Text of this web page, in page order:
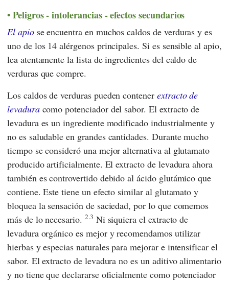
Peligros - intolerancias - efectos secundarios
El apiose encuentra en muchos caldos de verduras y es
uno de los 14 alérgenos principales. Si es sensible al apio,
lea atentamente la lista de ingredientes del caldo de
verduras que compre.
Los caldos de verduras pueden contener extracto de
levaduracomo potenciador del sabor. El extracto de
levadura es un ingrediente modificado industrialmente y
no es saludable en grandes cantidades. Durante mucho
tiempo se consideró una mejor alternativa al glutamato
producido artificialmente. El extracto de levadura ahora
también es controvertido debido al ácido glutámico que
contiene. Este tiene un efecto similar al glutamato y
bloquea la sensación de saciedad, por lo que comemos
más de lo necesario. 2.3 Ni siquiera el extracto de
levadura orgánico es mejor y recomendamos utilizar
hierbas y especias naturales para mejorar e intensificar el
sabor. El extracto de levadura no es un aditivo alimentario
y no tiene que declararse oficialmente como potenciador